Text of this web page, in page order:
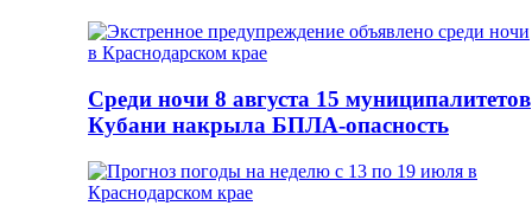
Среди ночи 8 августа 15 муниципалитетов
Кубани накрыла БПЛА-опасность